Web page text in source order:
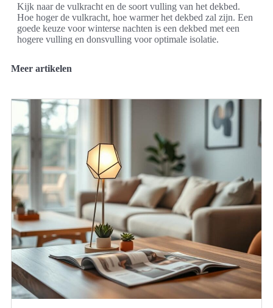
Kijk naar de vulkracht en de soort vulling van het dekbed.
Hoe hoger de vulkracht, hoe warmer het dekbed zal zijn. Een
goede keuze voor winterse nachten is een dekbed met een
hogere vulling en donsvulling voor optimale isolatie.
Meer artikelen